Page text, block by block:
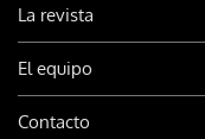
La revista
El equipo
Contacto